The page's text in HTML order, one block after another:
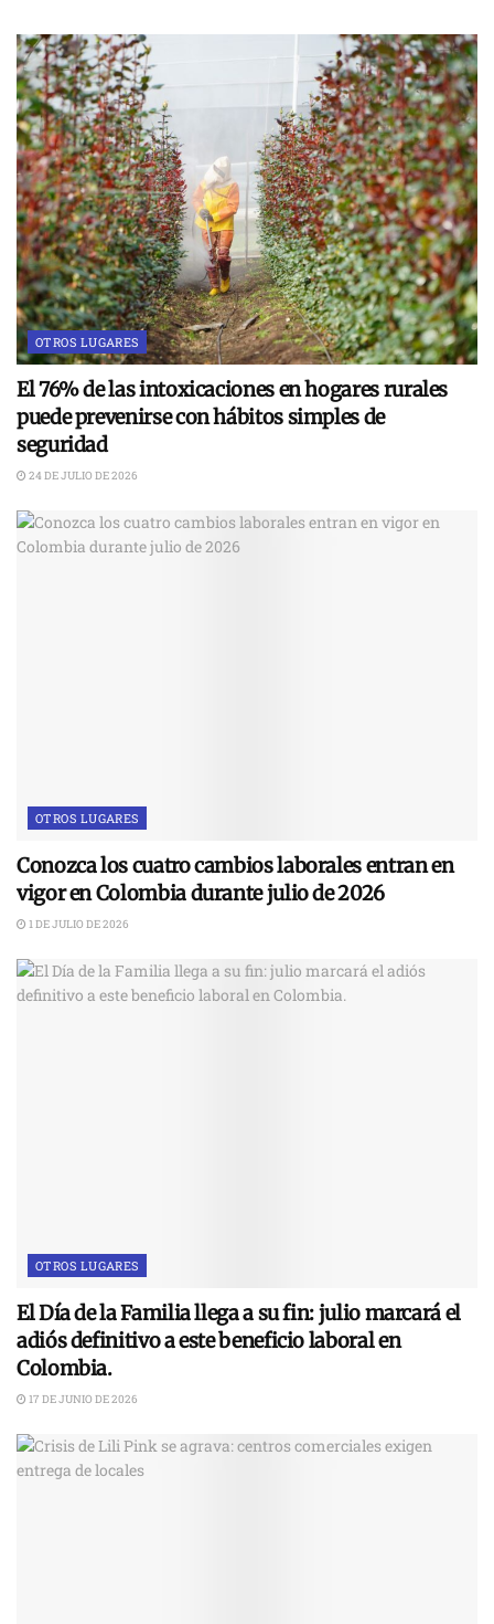
OTROS LUGARES
El 76% de las intoxicaciones en hogares rurales
puede prevenirse con hábitos simples de
seguridad
24 DE JULIO DE 2026
OTROS LUGARES
Conozca los cuatro cambios laborales entran en
vigor en Colombia durante julio de 2026
1 DE JULIO DE 2026
OTROS LUGARES
El Día de la Familia llega a su fin: julio marcará el
adiós definitivo a este beneficio laboral en
Colombia.
17 DE JUNIO DE 2026